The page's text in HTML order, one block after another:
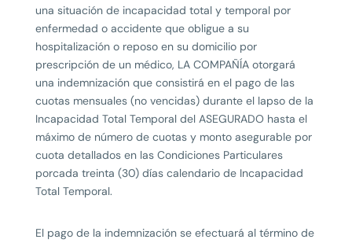
una situación de incapacidad total y temporal por
enfermedad o accidente que obligue a su
hospitalización o reposo en su domicilio por
prescripción de un médico, LA COMPAÑÍA otorgará
una indemnización que consistirá en el pago de las
cuotas mensuales (no vencidas) durante el lapso de la
Incapacidad Total Temporal del ASEGURADO hasta el
máximo de número de cuotas y monto asegurable por
cuota detallados en las Condiciones Particulares
porcada treinta (30) días calendario de Incapacidad
Total Temporal.
El pago de la indemnización se efectuará al término de